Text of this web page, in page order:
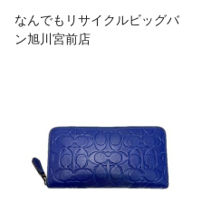
なんでもリサイクルビッグバ
ン旭川宮前店